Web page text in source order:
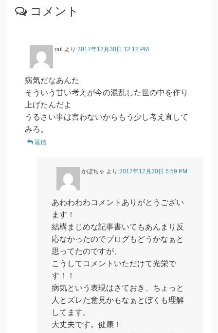
コメント
nul より:2017年12月30日 12:12 PM
病気だなあんた
そういう甘い考えが今の混乱した世の中を作り
上げたんだよ
うるさい事は言わないからもう少し考え直して
みろ。
返信
かぼちゃ より:2017年12月30日 5:59 PM
あわわわわコメントありがとうござい
ます！
結構まじめな記事書いてもあんまり反
応なかったのでブログもどうかなぁと
思ってたのですが、
こうしてコメントいただけて光栄で
す！！
病気という表現はさておき、ちょっと
人とズレた意見かもなぁとぼくも理解
してます。
大丈夫です。健康！